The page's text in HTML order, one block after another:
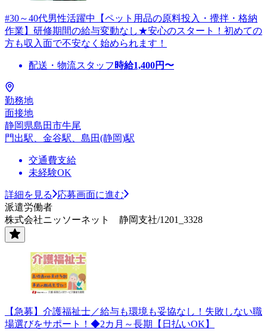
#30～40代男性活躍中【ペット用品の原料投入・攪拌・格納
作業】研修期間の給与変動なし★安心のスタート！初めての
方も収入面で不安なく始められます！
配送・物流スタッフ 時給1,400円〜
勤務地
面接地
静岡県島田市牛尾
門出駅、金谷駅、島田(静岡)駅
交通費支給
未経験OK
詳細を見る
応募画面に進む
派遣労働者
株式会社ニッソーネット 静岡支社/1201_3328
【急募】介護福祉士／給与も環境も妥協なし！失敗しない職
場選びをサポート！◆2カ月～長期【日払いOK】